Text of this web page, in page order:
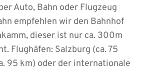
Auto, Bahn oder Flugzeug
empfehlen wir den Bahnhof
dieser ist nur ca. 300m
Flughäfen: Salzburg (ca. 75
95 km) oder der internationale